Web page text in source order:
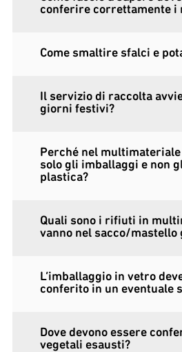
conferire correttamente i
Come smaltire sfalci e
Il servizio di raccolta
giorni festivi?
Perché nel
solo gli imballaggi e non
plastica?
Quali sono i rifiuti in
vanno nel sacco/mastello
L’imballaggio in vetro
conferito in un eventuale
Dove devono essere
vegetali esausti?